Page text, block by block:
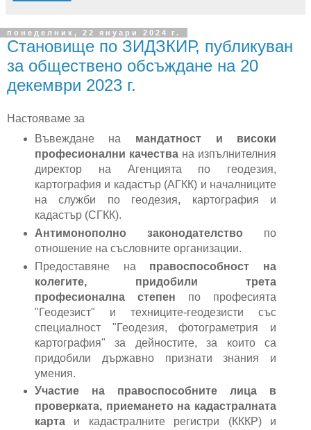
понеделник, 22 януари 2024 г.
Становище по ЗИДЗКИР, публикуван
за обществено обсъждане на 20
декември 2023 г.
Настояваме за
Въвеждане на мандатност и високи
професионални качествана изпълнителния
директор на Агенцията по геодезия,
картография и кадастър (АГКК) и началниците
на служби по геодезия, картография и
кадастър (СГКК).
Антимонополно законодателство по
отношение на съсловните организации.
Предоставяне на правоспособност на
колегите, придобили трета
професионална степен по професията
"Геодезист" и техниците-геодезисти със
специалност "Геодезия, фотограметрия и
картография" за дейностите, за които са
придобили държавно признати знания и
умения.
Участие на правоспособните лица в
проверката, приемането на кадастралната
картаи кадастралните регистри (КККР) и